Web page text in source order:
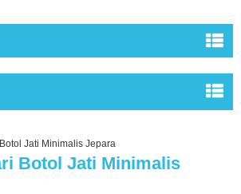
Jati Minimalis Jepara
Botol Jati Minimalis